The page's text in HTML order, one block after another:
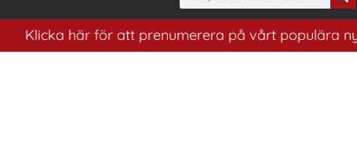
Klicka här för att prenumerera på vårt populära